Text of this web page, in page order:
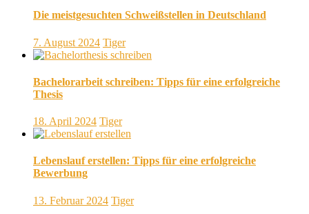
Die meistgesuchten Schweißstellen in Deutschland
7. August 2024 Tiger
Bachelorarbeit schreiben: Tipps für eine erfolgreiche
Thesis
18. April 2024 Tiger
Lebenslauf erstellen: Tipps für eine erfolgreiche
Bewerbung
13. Februar 2024 Tiger